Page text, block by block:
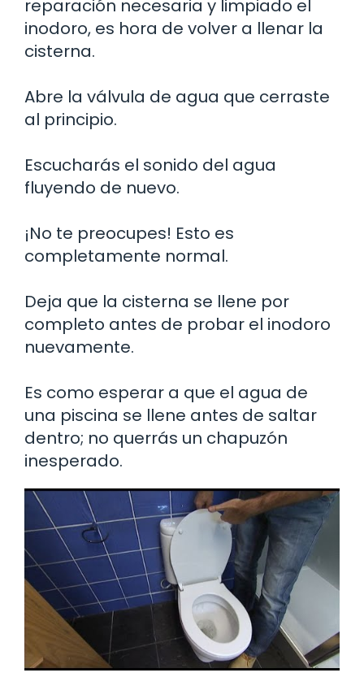
reparación necesaria y limpiado el
inodoro, es hora de volver a llenar la
cisterna.
Abre la válvula de agua que cerraste
al principio.
Escucharás el sonido del agua
fluyendo de nuevo.
¡No te preocupes! Esto es
completamente normal.
Deja que la cisterna se llene por
completo antes de probar el inodoro
nuevamente.
Es como esperar a que el agua de
una piscina se llene antes de saltar
dentro; no querrás un chapuzón
inesperado.